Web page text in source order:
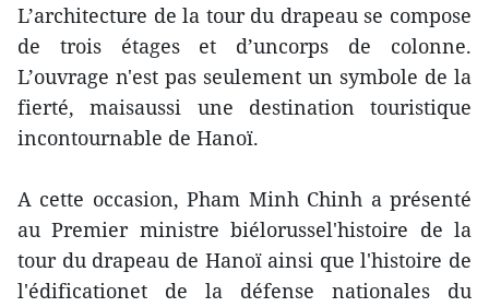
L’architecture de la tour du drapeau se compose
de trois étages et d’uncorps de colonne.
L’ouvrage n'est pas seulement un symbole de la
fierté, maisaussi une destination touristique
incontournable de Hanoï.
A cette occasion, Pham Minh Chinh a présenté
au Premier ministre biélorussel'histoire de la
tour du drapeau de Hanoï ainsi que l'histoire de
l'édificationet de la défense nationales du